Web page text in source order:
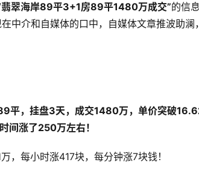
翡翠海岸89平3+1房89平1480万成交”的信
中介和自媒体的口中，自媒体文章推波助澜
平，挂盘3天，成交1480万，单价突破
间涨了250万左右！
，每小时涨417块，每分钟涨7块钱！